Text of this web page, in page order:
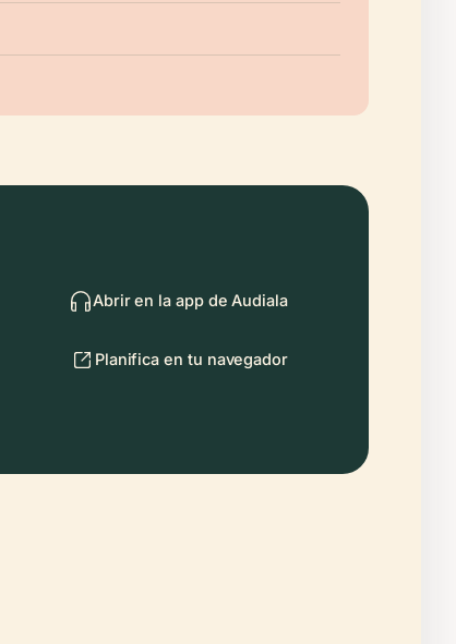
Abrir en la app de Audiala
Planifica en tu navegador